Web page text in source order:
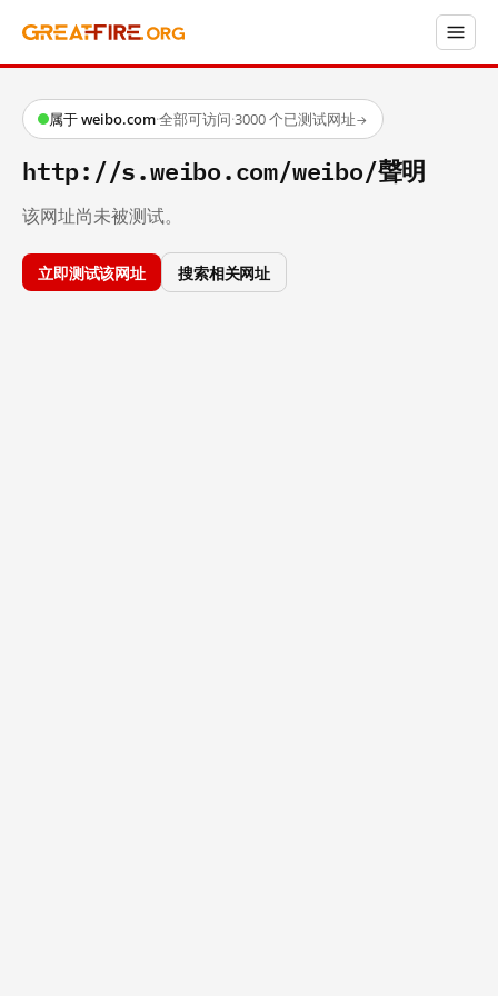
属于 weibo.com·全部可访问·3000 个已测试网址→
http://s.weibo.com/weibo/聲明
该网址尚未被测试。
立即测试该网址 搜索相关网址